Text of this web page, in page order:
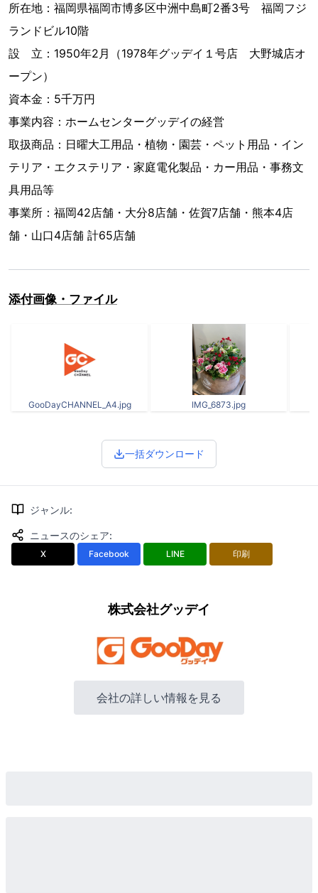
所在地：福岡県福岡市博多区中洲中島町2番3号 福岡フジ
ランドビル10階
設 立：1950年2月（1978年グッデイ１号店 大野城店オ
ープン）
資本金：5千万円
事業内容：ホームセンターグッデイの経営
取扱商品：日曜大工用品・植物・園芸・ペット用品・イン
テリア・エクステリア・家庭電化製品・カー用品・事務文
具用品等
事業所：福岡42店舗・大分8店舗・佐賀7店舗・熊本4店
舗・山口4店舗 計65店舗
添付画像・ファイル
GooDayCHANNEL_A4.jpg IMG_6873.jpg
一括ダウンロード
ジャンル:
ニュースのシェア:
X Facebook LINE 印刷
株式会社グッデイ
会社の詳しい情報を見る